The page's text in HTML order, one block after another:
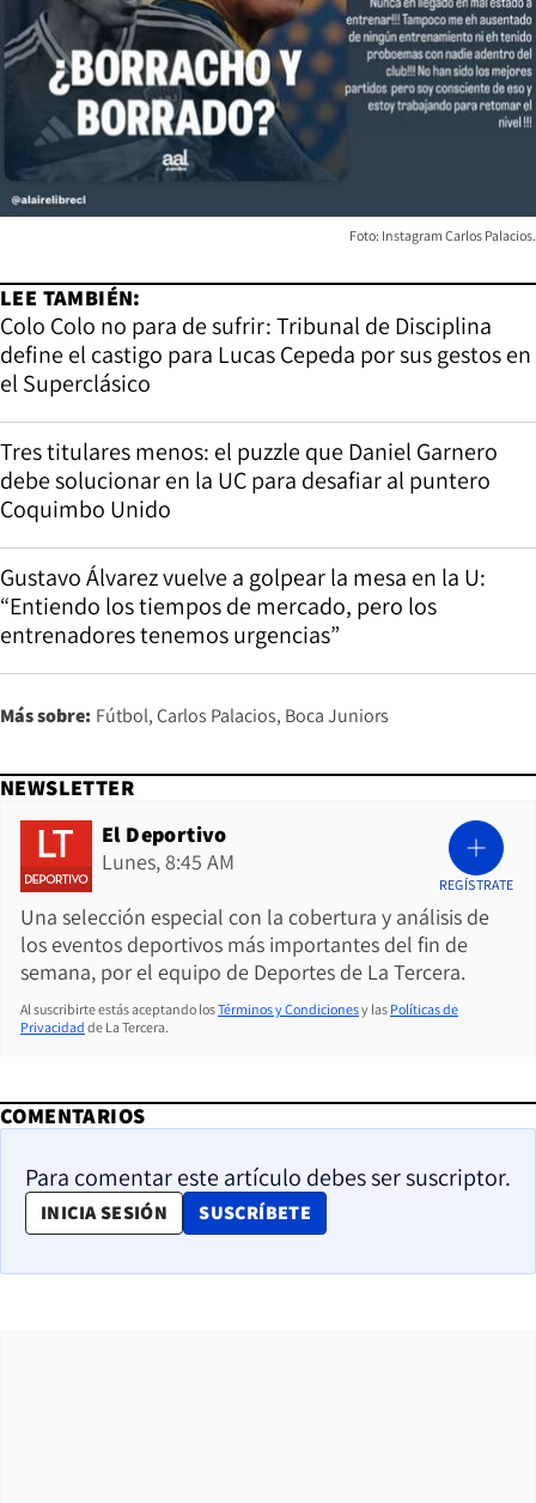
Foto: Instagram Carlos Palacios.
LEE TAMBIÉN:
Colo Colo no para de sufrir: Tribunal de Disciplina
define el castigo para Lucas Cepeda por sus gestos en
el Superclásico
Tres titulares menos: el puzzle que Daniel Garnero
debe solucionar en la UC para desafiar al puntero
Coquimbo Unido
Gustavo Álvarez vuelve a golpear la mesa en la U:
“Entiendo los tiempos de mercado, pero los
entrenadores tenemos urgencias”
Más sobre: Fútbol Carlos Palacios Boca Juniors
NEWSLETTER
El Deportivo
Lunes, 8:45 AM
Una selección especial con la cobertura y análisis de
los eventos deportivos más importantes del fin de
semana, por el equipo de Deportes de La Tercera.
REGÍSTRATE
Al suscribirte estás aceptando losTérminos y Condicionesy las Políticas de
Privacidad de La Tercera.
COMENTARIOS
Para comentar este artículo debes ser suscriptor.
INICIA SESIÓN SUSCRÍBETE
OPENS IN NEW WINDOW